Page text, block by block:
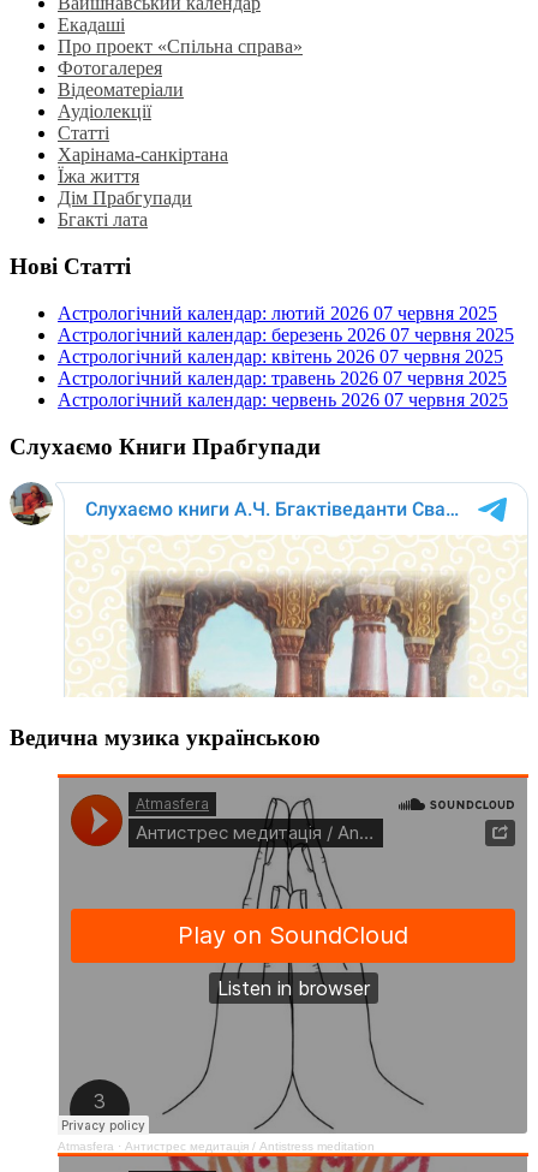
Екадаші
Про проект «Спільна справа»
Фотогалерея
Відеоматеріали
Аудіолекції
Статті
Харінама-санкіртана
Їжа життя
Дім Прабгупади
Бгакті лата
Нові Статті
Астрологічний календар: лютий 2026 07 червня 2025
Астрологічний календар: березень 2026 07 червня 2025
Астрологічний календар: квітень 2026 07 червня 2025
Астрологічний календар: травень 2026 07 червня 2025
Астрологічний календар: червень 2026 07 червня 2025
Слухаємо Книги Прабгупади
Ведична музика українською
Atmasfera · Антистрес медитація / Аntistress meditation